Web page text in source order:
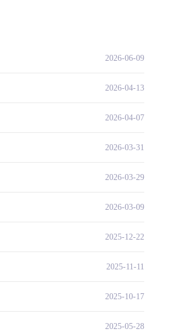
2026-06-09
2026-04-13
2026-04-07
2026-03-31
2026-03-29
2026-03-09
2025-12-22
2025-11-11
2025-10-17
2025-05-28